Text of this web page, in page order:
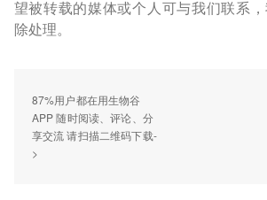
望被转载的媒体或个人可与我们联系
除处理。
87%用户都在用生物谷
APP 随时阅读、评论、分
享交流 请扫描二维码下载-
>